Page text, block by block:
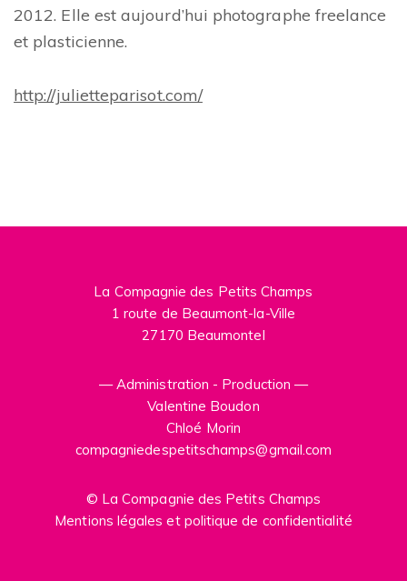
2012. Elle est aujourd’hui photographe freelance
et plasticienne.
http://julietteparisot.com/
La Compagnie des Petits Champs
1 route de Beaumont-la-Ville
27170 Beaumontel
— Administration - Production —
Valentine Boudon
Chloé Morin
compagniedespetitschamps@gmail.com
© La Compagnie des Petits Champs
Mentions légales et politique de confidentialité